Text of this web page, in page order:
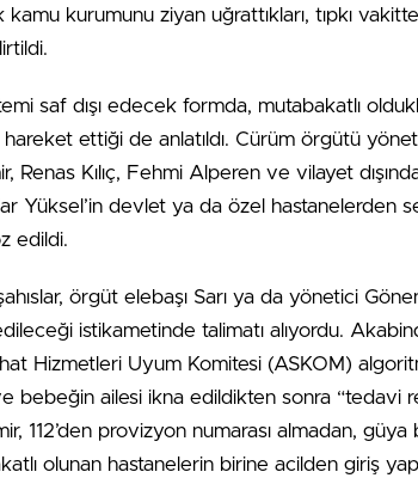
kamu kurumunu ziyan uğrattıkları, tıpkı
saf dışı edecek formda, mutabakatlı
hareket ettiği de anlatıldı. Cürüm örgütü
Renas Kılıç, Fehmi Alperen ve vilayet
Yüksel’in devlet ya da özel hastanelerden
edildi.
örgüt elebaşı Sarı ya da yönetici
istikametinde talimatı alıyordu.
Hizmetleri Uyum Komitesi (ASKOM)
bebeğin ailesi ikna edildikten sonra “tedavi
112’den provizyon numarası almadan,
olunan hastanelerin birine acilden giriş